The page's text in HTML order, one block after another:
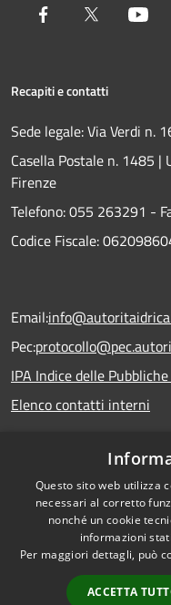
Facebook Twitter
Recapiti e contatti
Sede legale: Via Verdi n.
Casella Postale n. 1485 |
Firenze
Telefono:055 263291 -
Codice Fiscale:
Email:
Pec:
IPA Indice delle
Elenco contatti interni
Dichiarazione accessibilità
Accessibilità
Questo sito web utilizza
necessari al corretto
nonché un cookie
informazioni
Per maggiori dettagli, può
ACCETTA